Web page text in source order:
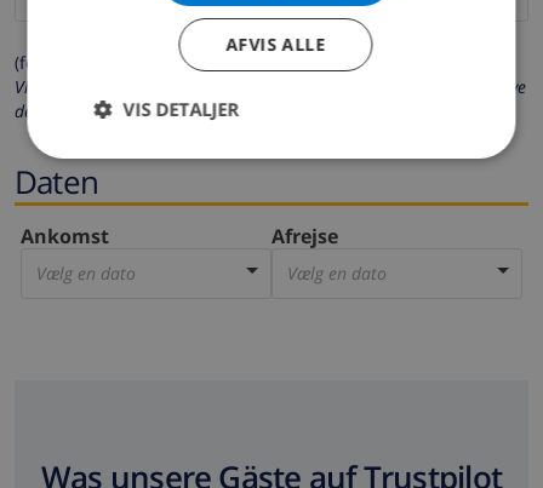
(felter markeret med * er obligatoriske)
Vi beskytter dit privatliv. Dine personlige oplysninger vil aldrig blive
delt med andre.
Daten
Ankomst
Vælg en dato
Afrejse
Vælg en dato
Was unsere Gäste auf Trustpilot
AFVIS ALLE
VIS DETALJER